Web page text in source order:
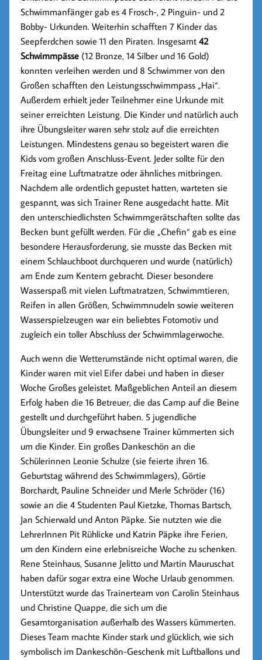
Schwimmanfänger gab es 4 Frosch-, 2 Pinguin- und 2
Bobby- Urkunden. Weiterhin schafften 7 Kinder das
Seepferdchen sowie 11 den Piraten. Insgesamt42
Schwimmpässe (12 Bronze, 14 Silber und 16 Gold)
konnten verleihen werden und 8 Schwimmer von den
Großen schafften den Leistungsschwimmpass „Hai“.
Außerdem erhielt jeder Teilnehmer eine Urkunde mit
seiner erreichten Leistung. Die Kinder und natürlich auch
ihre Übungsleiter waren sehr stolz auf die erreichten
Leistungen. Mindestens genau so begeistert waren die
Kids vom großen Anschluss-Event. Jeder sollte für den
Freitag eine Luftmatratze oder ähnliches mitbringen.
Nachdem alle ordentlich gepustet hatten, warteten sie
gespannt, was sich Trainer Rene ausgedacht hatte. Mit
den unterschiedlichsten Schwimmgerätschaften sollte das
Becken bunt gefüllt werden. Für die „Chefin“ gab es eine
besondere Herausforderung, sie musste das Becken mit
einem Schlauchboot durchqueren und wurde (natürlich)
am Ende zum Kentern gebracht. Dieser besondere
Wasserspaß mit vielen Luftmatratzen, Schwimmtieren,
Reifen in allen Größen, Schwimmnudeln sowie weiteren
Wasserspielzeugen war ein beliebtes Fotomotiv und
zugleich ein toller Abschluss der Schwimmlagerwoche.
Auch wenn die Wetterumstände nicht optimal waren, die
Kinder waren mit viel Eifer dabei und haben in dieser
Woche Großes geleistet. Maßgeblichen Anteil an diesem
Erfolg haben die 16 Betreuer, die das Camp auf die Beine
gestellt und durchgeführt haben. 5 jugendliche
Übungsleiter und 9 erwachsene Trainer kümmerten sich
um die Kinder. Ein großes Dankeschön an die
Schülerinnen Leonie Schulze (sie feierte ihren 16.
Geburtstag während des Schwimmlagers), Görtie
Borchardt, Pauline Schneider und Merle Schröder (16)
sowie an die 4 Studenten Paul Kietzke, Thomas Bartsch,
Jan Schierwald und Anton Päpke. Sie nutzten wie die
LehrerInnen Pit Rühlicke und Katrin Päpke ihre Ferien,
um den Kindern eine erlebnisreiche Woche zu schenken.
Rene Steinhaus, Susanne Jelitto und Martin Mauruschat
haben dafür sogar extra eine Woche Urlaub genommen.
Unterstützt wurde das Trainerteam von Carolin Steinhaus
und Christine Quappe, die sich um die
Gesamtorganisation außerhalb des Wassers kümmerten.
Dieses Team machte Kinder stark und glücklich, wie sich
symbolisch im Dankeschön-Geschenk mit Luftballons und